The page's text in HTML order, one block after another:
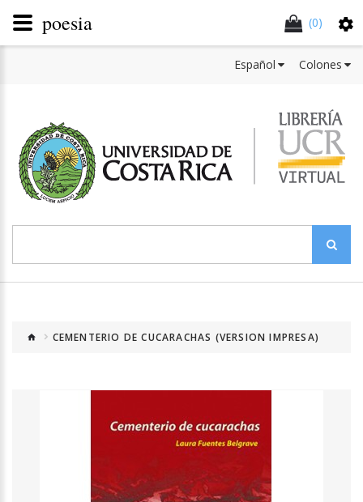
(0)
Colones
Español
CEMENTERIO DE CUCARACHAS (VERSION IMPRESA)
poesia